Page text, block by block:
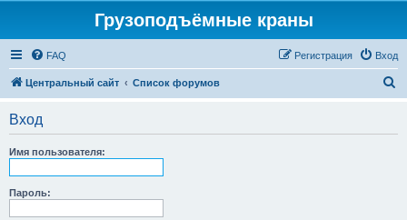
Грузоподъёмные краны
FAQ Вход
Регистрация
Центральный сайт Список форумов
Вход
Имя пользователя:
Пароль: